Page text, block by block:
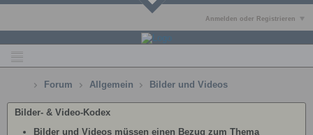
Anmelden oder Registrieren
Forum Allgemein Bilder und Videos
Bilder- & Video-Kodex
Bilder und Videos müssen einen Bezug zum Thema